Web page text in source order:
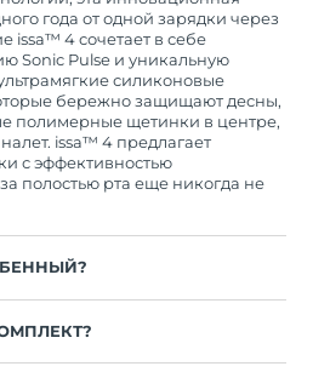
года от одной зарядки через
issa™ 4 сочетает в себе
Sonic Pulse и уникальную
силиконовые
бережно защищают десны,
полимерные щетинки в центре,
issa™ 4 предлагает
с эффективностью
полостью рта еще никогда не
всего за 1 месяц.
что issa™ 4 удаляет на 30%